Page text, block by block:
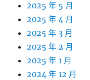
2025 年 5 月
2025 年 4 月
2025 年 3 月
2025 年 2 月
2025 年 1 月
2024 年 12 月